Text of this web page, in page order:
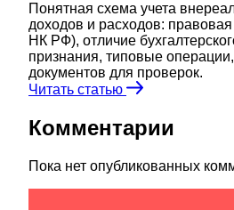
Понятная схема учета
доходов и расходов: правовая
НК РФ), отличие
признания, типовые
документов для проверок.
Читать статью
Комментарии
Пока нет опубликованных